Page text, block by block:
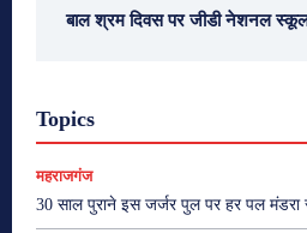
बाल श्रम दिवस पर जीडी नेशनल
Topics
महराजगंज
30 साल पुराने इस जर्जर पुल पर हर पल मंडरा